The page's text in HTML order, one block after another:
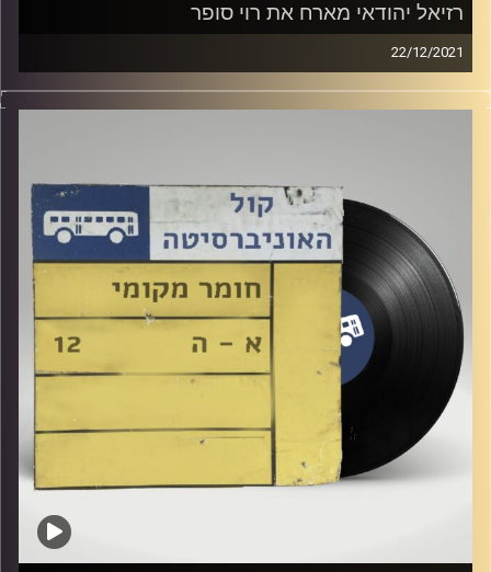
רזיאל יהודאי מארח את רוי סופר
22/12/2021
שעה של מוזיקה ישראלית עם רזיאל יהודאי.
Elior Buchnik